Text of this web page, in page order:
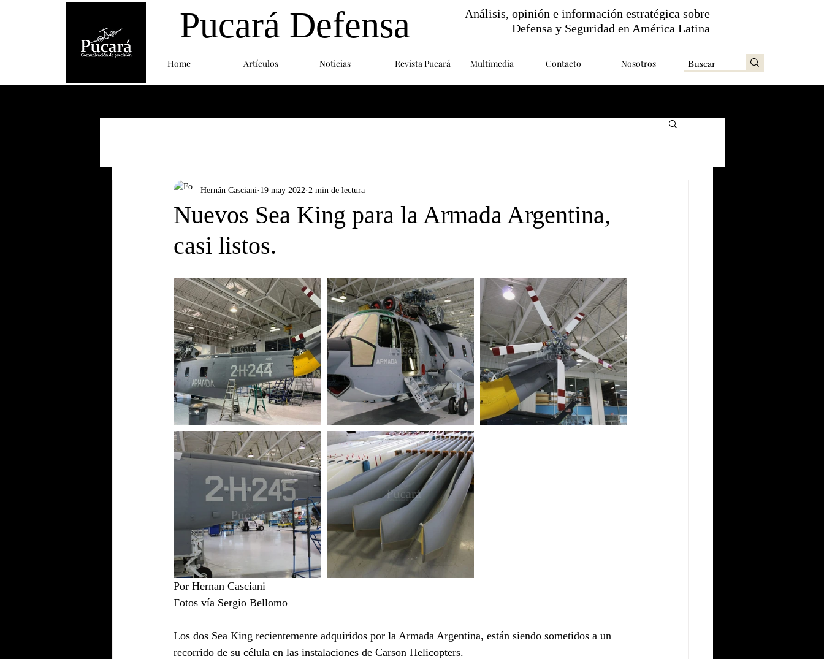
Home Artículos Noticias Revista Pucará Multimedia Contacto Nosotros
Pucará Defensa
Análisis, opinión e información estratégica sobre
Defensa y Seguridad en América Latina
Nuevos Sea King para la Armada Argentina,
casi listos.
Hernán Casciani 19 may 2022 2 min de lectura
Por Hernan Casciani
Fotos vía Sergio Bellomo
Los dos Sea King recientemente adquiridos por la Armada Argentina, están siendo sometidos a un
recorrido de su célula en las instalaciones de Carson Helicopters.